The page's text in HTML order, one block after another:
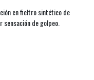
en fieltro sintético de
de golpeo.